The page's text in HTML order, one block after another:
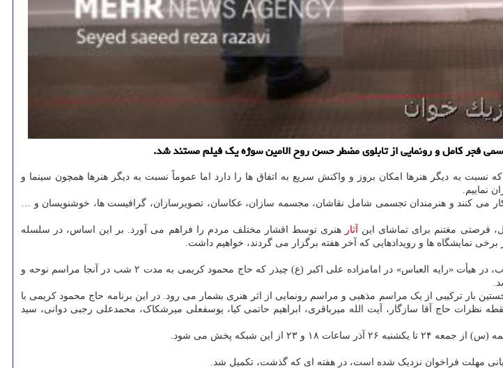
فجر کامل و رونمایی از تابلوی مضطر حسن روح الامین سوژه یک فیلم مستند شد.
به دیگر هنرها امکان بروز و واکنش سریع به اتفاق ها را دارد اما عموماً نسبت به دیگر هنرها همچون سینما و
نماییم.
هرچند جمعه ها روز تعطیل به حساب می آید اما در این روز، نمایشگاه های هنرهای تجسمی شروع به کار می کنند و هنرمندان تجسمی شامل نقاشان، مجسمه ‎سازان، عکاسان، تصویرسازان، گرافیست ها، خوشنویسان و …
فرصتی مغتنم برای تماشای این آثار هنری توسط اقشار مختلف مردم را فراهم می آورد. بر این اساس، در سلسله
نمایشگاه ها و رویدادهایی که آخر هفته برگزار می گردند، خواهیم داشت.
جدیدترین تابلوی نقاشی حسن روح الامین با عنوان «مضطر» پنجشنبه شب ۱۶ آذر ماه پس از نماز مغرب، در هیأت «رایه العباس» در امامزاده علی اکبر (ع) چیذر که حاج محمود کریمی به مدت ۲ شب در آنجا مراسم نوحه و
بار ترکیبی از یک مراسم مذهبی و مراسم رونمایی از اثر هنری بشمار می رود. در این برنامه حاج محمود کریمی با
نظرات حاج آقا سازگار، آیت الله میرباقری، ابراهیم حاتمی کیا، یوسفعلی میرشکاک، محمدعلی رجبی دوانی، سید
این شبکه پخش می شود.
مهلت فراخوان نزدیک شده است، در هفته ای که گذشت، تکمیل شد.